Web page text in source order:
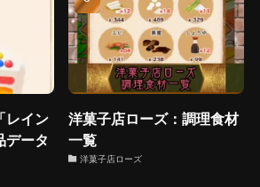
レイン
データ
洋菓子店ローズ：調理食材
一覧
洋菓子店ローズ